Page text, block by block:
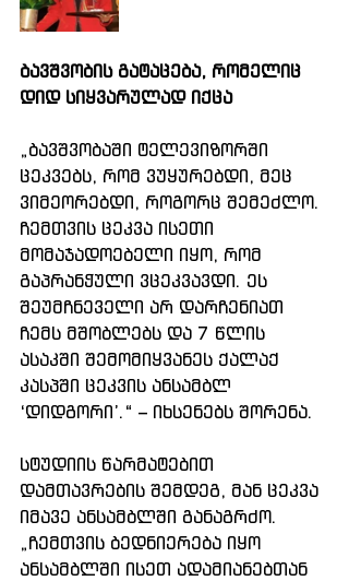
ბავშვობის გატაცება, რომელიც
დიდ სიყვარულად იქცა
„ბავშვობაში ტელევიზორში
ცეკვებს, რომ ვუყურებდი, მეც
ვიმეორებდი, როგორც შემეძლო.
ჩემთვის ცეკვა ისეთი
მომაჯადოებელი იყო, რომ
გაპრანჭული ვცეკვავდი. ეს
შეუმჩნეველი არ დარჩენიათ
ჩემს მშობლებს და 7 წლის
ასაკში შემომიყვანეს ქალაქ
კასპში ცეკვის ანსამბლ
‘დიდგორი’.“ – იხსენებს შორენა.
სტუდიის წარმატებით
დამთავრების შემდეგ, მან ცეკვა
იმავე ანსამბლში განაგრძო.
„ჩემთვის ბედნიერება იყო
ანსამბლში ისეთ ადამიანებთან